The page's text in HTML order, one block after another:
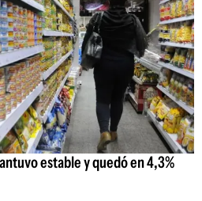
estable y quedó en 4,3%